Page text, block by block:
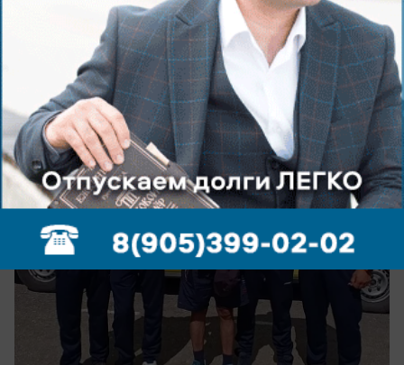
Волжанин привёз бронзу с первенства
России по гребле
4 призера из Волгоградской области